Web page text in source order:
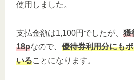
使用しました。
支払金額は1,100円でしたが、 獲
18pなので、 優待券利用分にも
いることになります。